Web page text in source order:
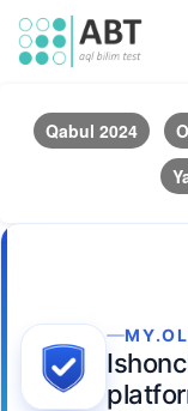
Qabul 2024